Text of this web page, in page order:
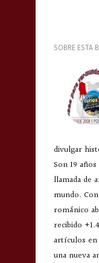
SOBRE ESTA
divulgar
Son 19
llamada de
mundo.
románico
recibido
artículos
una nueva